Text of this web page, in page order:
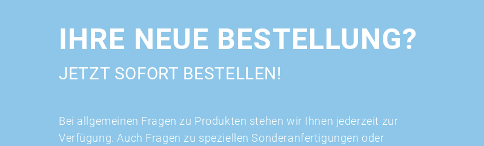
IHRE NEUE BESTELLUNG?
JETZT SOFORT BESTELLEN!
Bei allgemeinen Fragen zu Produkten stehen wir Ihnen jederzeit zur
Verfügung. Auch Fragen zu speziellen Sonderanfertigungen oder